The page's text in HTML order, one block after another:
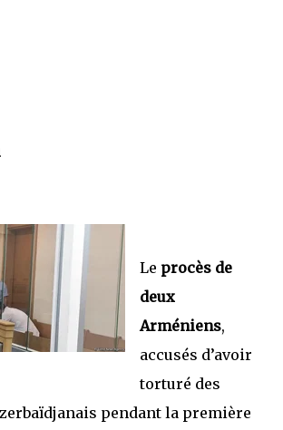
Le procès de
deux
Arméniens,
accusés d’avoir
torturé des
pendant la première